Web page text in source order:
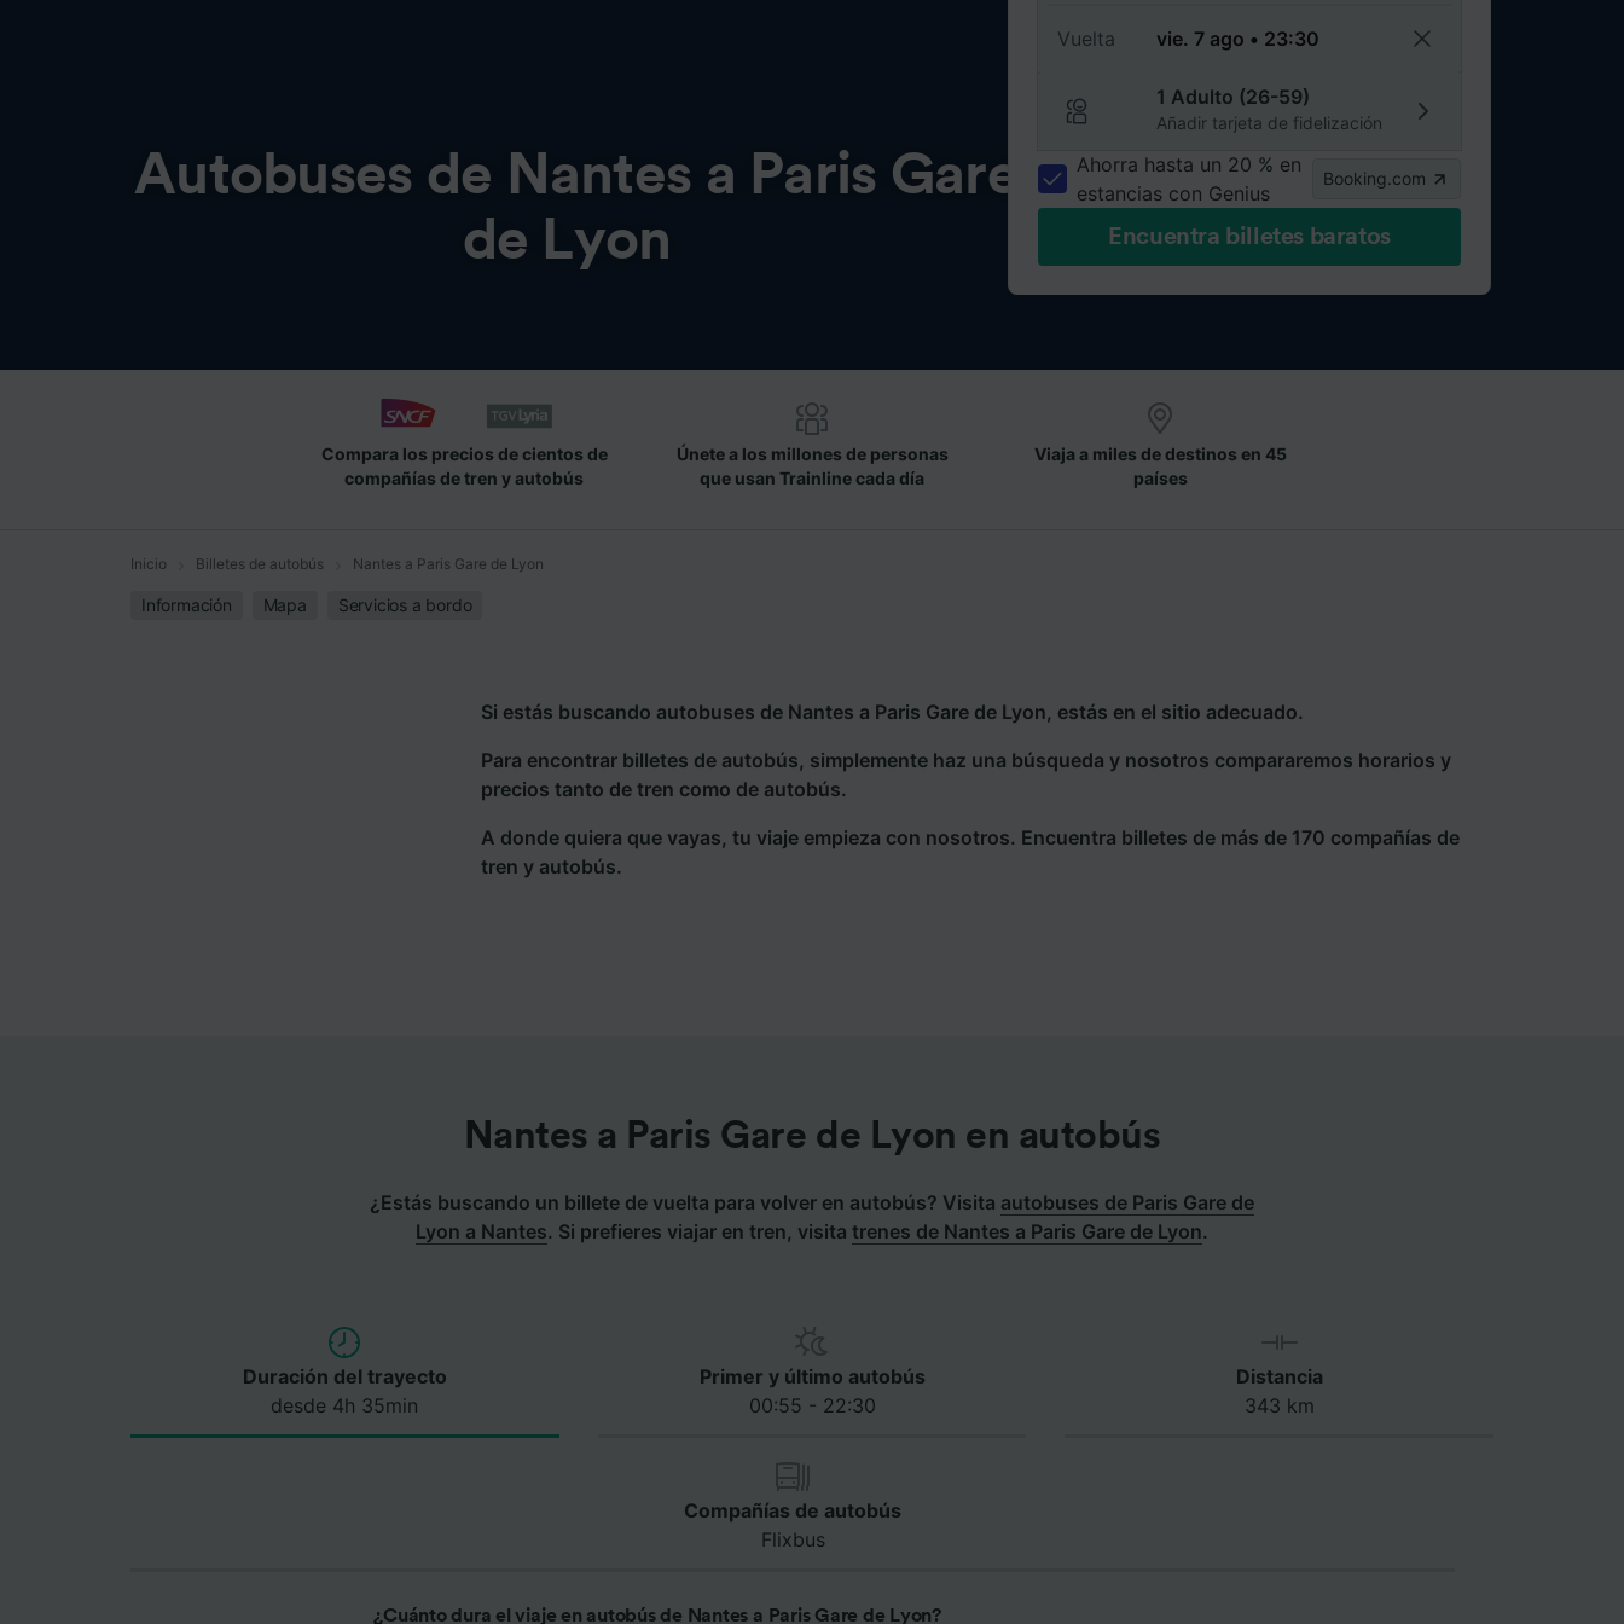
Autobuses de Nantes a Paris Gare
de Lyon
Vuelta
1 Adulto (26-59)
Añadir tarjeta de fidelización
Ahorra hasta un 20 % en
estancias con Genius
Booking.com
Encuentra billetes baratos
Compara los precios de cientos de
compañías de tren y autobús
Únete a los millones de personas
que usan Trainline cada día
Viaja a miles de destinos en 45
países
Inicio Billetes de autobús Nantes a Paris Gare de Lyon
Información Mapa Servicios a bordo
Si estás buscando autobuses de Nantes a Paris Gare de Lyon, estás en el sitio adecuado.
Para encontrar billetes de autobús, simplemente haz una búsqueda y nosotros compararemos horarios y
precios tanto de tren como de autobús.
A donde quiera que vayas, tu viaje empieza con nosotros. Encuentra billetes de más de 170 compañías de
tren y autobús.
Nantes a Paris Gare de Lyon en autobús
¿Estás buscando un billete de vuelta para volver en autobús? Visita autobuses de Paris Gare de
Lyon a Nantes. Si prefieres viajar en tren, visita trenes de Nantes a Paris Gare de Lyon.
Duración del trayecto
desde 4h 35min
Primer y último autobús
00:55 - 22:30
Distancia
343 km
Compañías de autobús
Flixbus
¿Cuánto dura el viaje en autobús de Nantes a Paris Gare de Lyon?